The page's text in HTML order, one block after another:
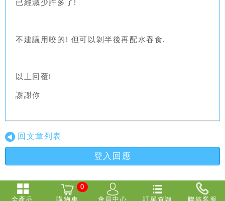
已經減少許多了!
不建議用咬的! 但可以剝半後再配水吞食.
以上回覆!
謝謝你
回文章列表
登入回應
全產品 購物
0
車
會員中心 訂單查詢 聯絡客服